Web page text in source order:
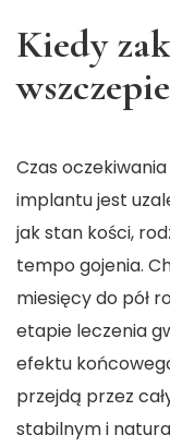
Kiedy
Czas
implantu jest
jak stan kości,
tempo gojenia.
miesięcy do pół
etapie leczenia
efektu
przejdą przez
stabilnym i